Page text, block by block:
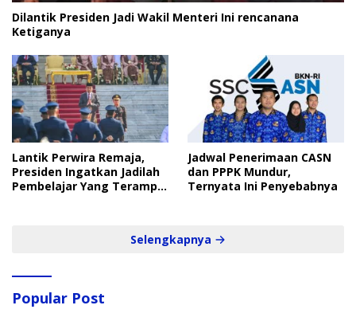
Dilantik Presiden Jadi Wakil Menteri Ini rencanana
Ketiganya
Lantik Perwira Remaja,
Presiden Ingatkan Jadilah
Pembelajar Yang Terampil
Jadwal Penerimaan CASN
dan PPPK Mundur,
Ternyata Ini Penyebabnya
Selengkapnya
Popular Post